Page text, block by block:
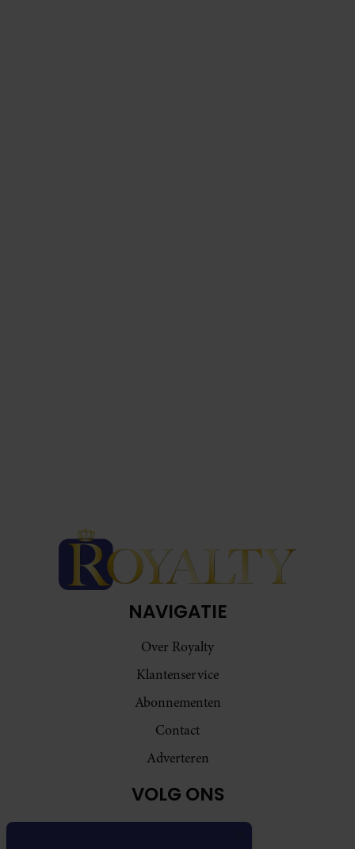
NAVIGATIE
Over Royalty
Klantenservice
Abonnementen
Contact
Adverteren
VOLG ONS